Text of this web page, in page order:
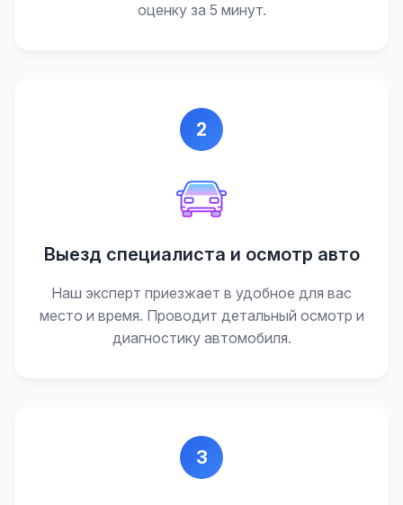
оценку за 5 минут.
2
Выезд специалиста и осмотр авто
Наш эксперт приезжает в удобное для вас
место и время. Проводит детальный осмотр и
диагностику автомобиля.
3